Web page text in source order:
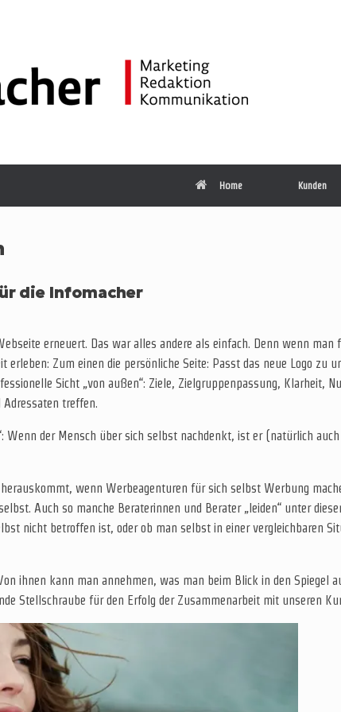
Home Kunden
die Infomacher
erneuert. Das war alles andere als einfach. Denn wenn
Zum einen die persönliche Seite: Passt das neue Logo zu
Sicht „von außen“: Ziele, Zielgruppenpassung, Klarheit,
treffen.
Wenn der Mensch über sich selbst nachdenkt, ist er (natürlich
wenn Werbeagenturen für sich selbst Werbung
Auch so manche Beraterinnen und Berater „leiden“ unter
nicht betroffen ist, oder ob man selbst in einer vergleichbaren
ihnen kann man annehmen, was man beim Blick in den Spiegel
Stellschraube für den Erfolg der Zusammenarbeit mit unseren